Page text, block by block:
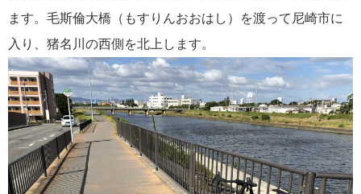
ます。毛斯倫大橋（もすりんおおはし）を渡って尼崎市に
入り、猪名川の西側を北上します。